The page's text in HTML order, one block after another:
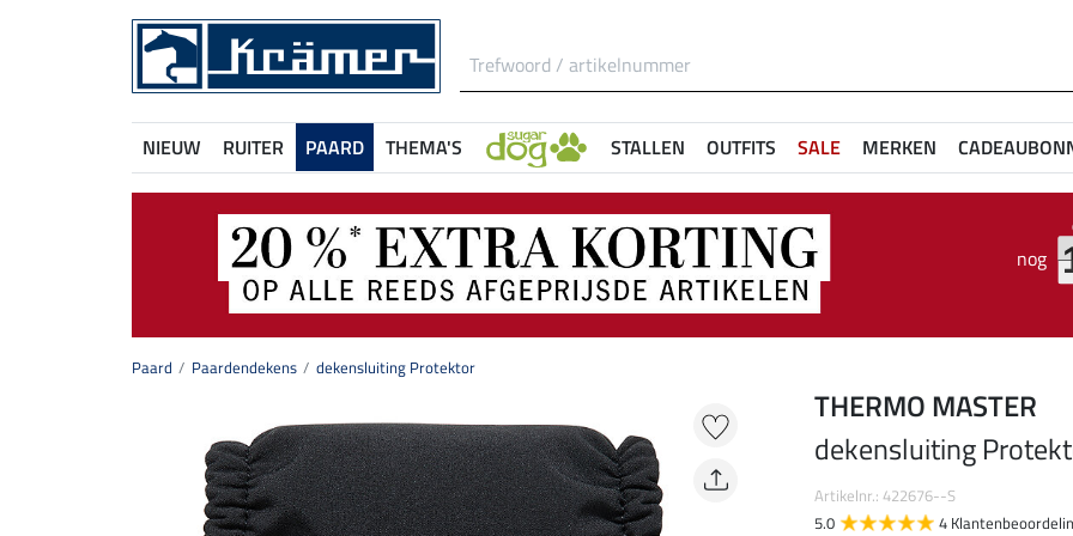
NIEUW RUITER PAARD THEMA'S STALLEN OUTFITS SALE MERKEN
nog
Paard Paardendekens dekensluiting Protektor
THERMO MASTER
dekensluiting
Artikelnr.: 422676--S
5.0
4